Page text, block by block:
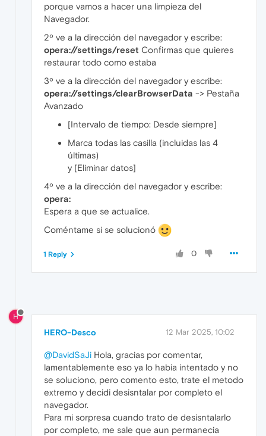
porque vamos a hacer una limpieza del
Navegador.
2º ve a la dirección del navegador y escribe:
opera://settings/reset Confirmas que quieres
restaurar todo como estaba
3º ve a la dirección del navegador y escribe:
opera://settings/clearBrowserData -> Pestaña
Avanzado
[Intervalo de tiempo: Desde siempre]
Marca todas las casilla (incluidas las 4
últimas)
y [Eliminar datos]
4º ve a la dirección del navegador y escribe:
opera:
Espera a que se actualice.
Coméntame si se solucionó
0
1 Reply
H
HERO-Desco 12 Mar 2025, 10:02
@DavidSaJi Hola, gracias por comentar,
lamentablemente eso ya lo habia intentado y no
se soluciono, pero comento esto, trate el metodo
extremo y decidi desisntalar por completo el
navegador.
Para mi sorpresa cuando trato de desisntalarlo
por completo, me sale que aun permanecia